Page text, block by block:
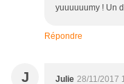
yuuuuuumy ! Un
Répondre
J Julie 28/11/2017